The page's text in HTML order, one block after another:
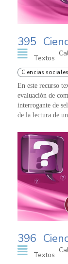
395
Textos
Ciencias sociales
En este recurso
evaluación de
interrogante de
de la lectura de
396
Textos